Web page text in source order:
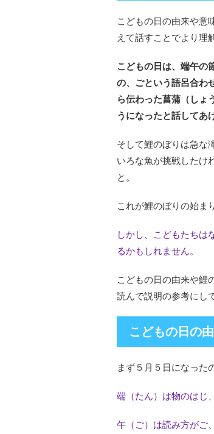
こどもの日の由来や意
えて話すことでより理
こどもの日は、端午の
の、ごという語呂合わ
ら伝わった菖蒲（しょ
うになったと話してあ
そして鯉のぼりは急な
いろな魚が挑戦したけ
と。
これが鯉のぼりの始ま
しかし、こどもたちは
るかもしれません。
こどもの日の由来や鯉
読んで説明の参考にし
こどもの日の
まず５月５日になった
端（たん）は物のはじ
午（ご）は読み方がご